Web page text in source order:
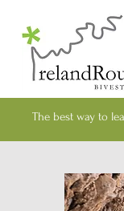
The best way to